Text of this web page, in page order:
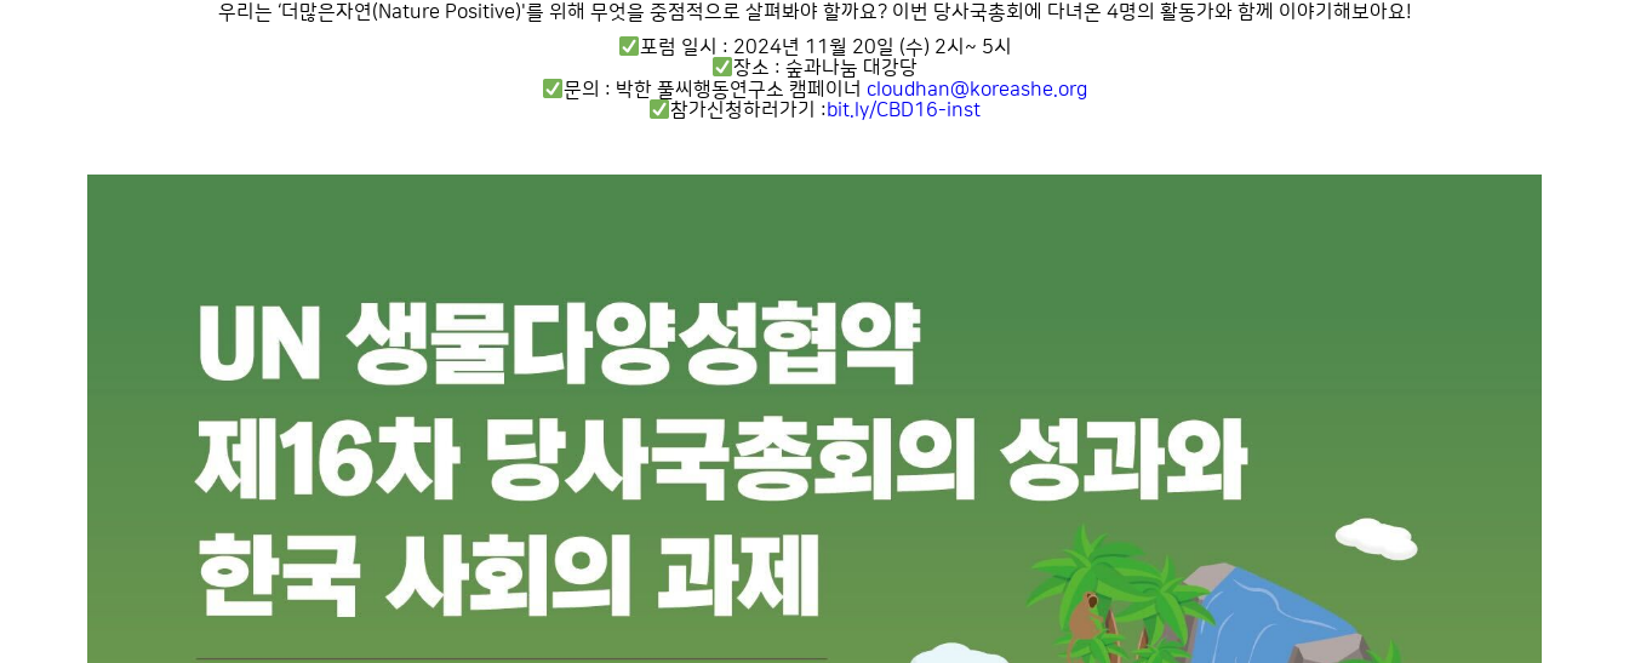
우리는 ‘더많은자연(Nature Positive)'를 위해 무엇을 중점적으로 살펴봐야 할까요? 이번 당사국총회에 다녀온 4명의 활동가와 함께 이야기해보아요!
포럼 일시 : 2024년 11월 20일 (수) 2시~ 5시
장소 : 숲과나눔 대강당
문의 : 박한 풀씨행동연구소 캠페이너 cloudhan@koreashe.org
참가신청하러가기 :bit.ly/CBD16-inst